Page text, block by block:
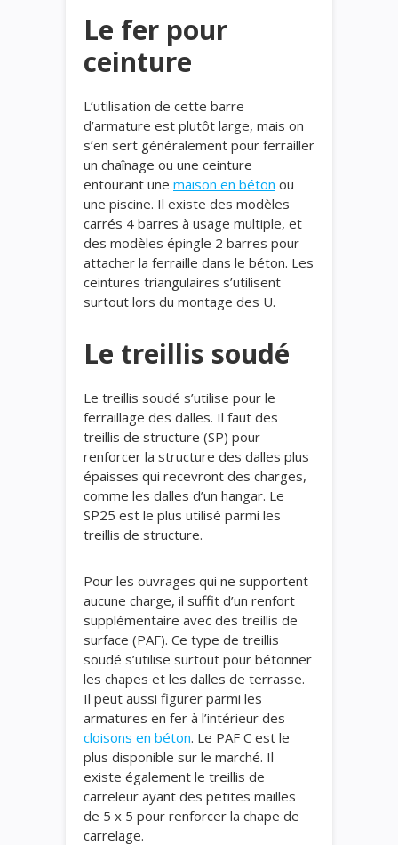
Le fer pour
ceinture
L’utilisation de cette barre
d’armature est plutôt large, mais on
s’en sert généralement pour ferrailler
un chaînage ou une ceinture
entourant une maison en béton ou
une piscine. Il existe des modèles
carrés 4 barres à usage multiple, et
des modèles épingle 2 barres pour
attacher la ferraille dans le béton. Les
ceintures triangulaires s’utilisent
surtout lors du montage des U.
Le treillis soudé
Le treillis soudé s’utilise pour le
ferraillage des dalles. Il faut des
treillis de structure (SP) pour
renforcer la structure des dalles plus
épaisses qui recevront des charges,
comme les dalles d’un hangar. Le
SP25 est le plus utilisé parmi les
treillis de structure.
Pour les ouvrages qui ne supportent
aucune charge, il suffit d’un renfort
supplémentaire avec des treillis de
surface (PAF). Ce type de treillis
soudé s’utilise surtout pour bétonner
les chapes et les dalles de terrasse.
Il peut aussi figurer parmi les
armatures en fer à l’intérieur des
cloisons en béton. Le PAF C est le
plus disponible sur le marché. Il
existe également le treillis de
carreleur ayant des petites mailles
de 5 x 5 pour renforcer la chape de
carrelage.